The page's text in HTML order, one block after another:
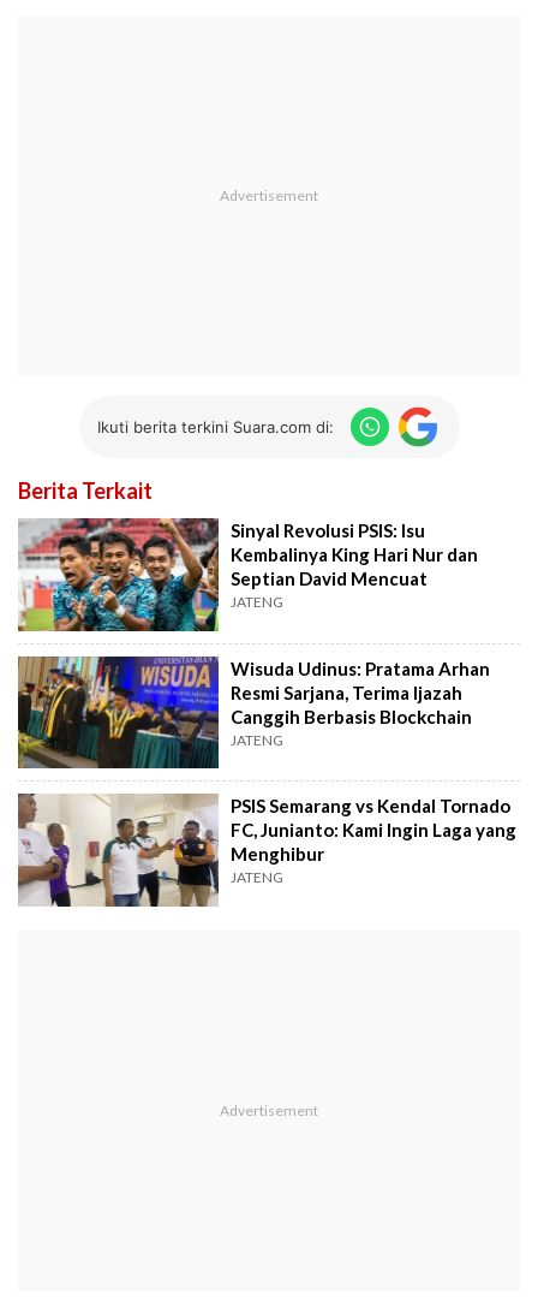
Ikuti berita terkini Suara.com di:
Berita Terkait
Sinyal Revolusi PSIS: Isu
Kembalinya King Hari Nur dan
Septian David Mencuat
JATENG
Wisuda Udinus: Pratama Arhan
Resmi Sarjana, Terima Ijazah
Canggih Berbasis Blockchain
JATENG
PSIS Semarang vs Kendal Tornado
FC, Junianto: Kami Ingin Laga yang
Menghibur
JATENG